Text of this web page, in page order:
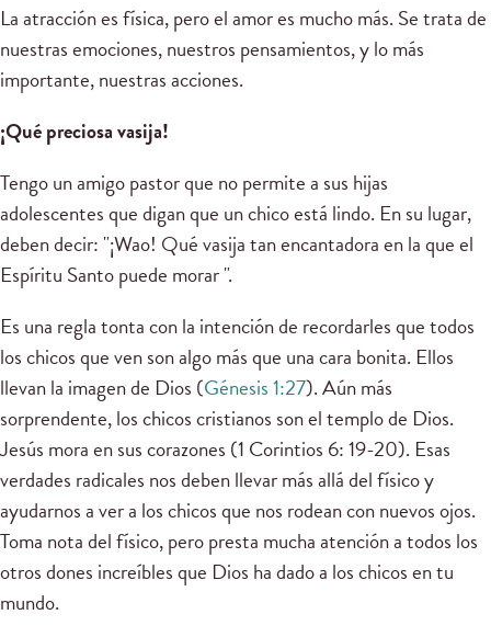
La atracción es física, pero el amor es mucho más. Se trata de
nuestras emociones, nuestros pensamientos, y lo más
importante, nuestras acciones.
¡Qué preciosa vasija!
Tengo un amigo pastor que no permite a sus hijas
adolescentes que digan que un chico está lindo. En su lugar,
deben decir: "¡Wao! Qué vasija tan encantadora en la que el
Espíritu Santo puede morar ".
Es una regla tonta con la intención de recordarles que todos
los chicos que ven son algo más que una cara bonita. Ellos
llevan la imagen de Dios (Génesis 1:27). Aún más
sorprendente, los chicos cristianos son el templo de Dios.
Jesús mora en sus corazones (1 Corintios 6: 19-20). Esas
verdades radicales nos deben llevar más allá del físico y
ayudarnos a ver a los chicos que nos rodean con nuevos ojos.
Toma nota del físico, pero presta mucha atención a todos los
otros dones increíbles que Dios ha dado a los chicos en tu
mundo.